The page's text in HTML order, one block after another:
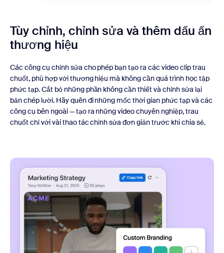
Tùy chỉnh, chỉnh sửa và thêm dấu ấn
thương hiệu
Các công cụ chỉnh sửa cho phép bạn tạo ra các video clip trau
chuốt, phù hợp với thương hiệu mà không cần quá trình học tập
phức tạp. Cắt bỏ những phần không cần thiết và chỉnh sửa lại
bản chép lười. Hãy quên đi những mốc thời gian phức tạp và các
công cụ bên ngoài — tạo ra những video chuyên nghiệp, trau
chuốt chỉ với vài thao tác chỉnh sửa đơn giản trước khi chia sẻ.